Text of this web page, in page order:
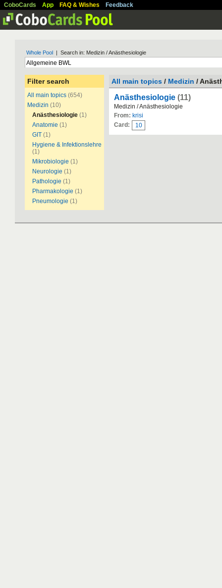
CoboCards App FAQ & Wishes Feedback
Whole Pool | Search in: Medizin / Anästhesiologie
Filter search
All main topics (654)
Medizin (10)
Anästhesiologie (1)
Anatomie (1)
GIT (1)
Hygiene & Infektionslehre
(1)
Mikrobiologie (1)
Neurologie (1)
Pathologie (1)
Pharmakologie (1)
Pneumologie (1)
All main topics / Medizin /
Anästhesiologie (11)
Medizin / Anästhesiologie
From: krisi
Card:
10